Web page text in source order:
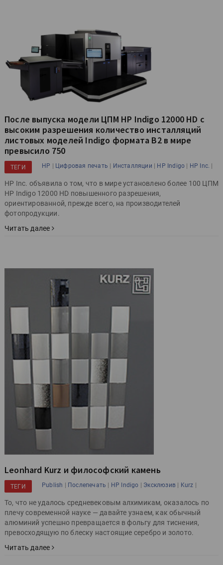
После выпуска модели ЦПМ HP Indigo 12000 HD с
высоким разрешения количество инсталляций
листовых моделей Indigo формата B2 в мире
превысило 750
ТЕГИ HP | Цифровая печать | Инсталляции | HP Indigo | HP Inc. |
HP Inc. объявила о том, что в мире установлено более 100 ЦПМ
HP Indigo 12000 HD повышенного разрешения,
ориентированной, прежде всего, на производителей
фотопродукции.
Читать далее
Leonhard Kurz и философский камень
ТЕГИ Publish | Послепечать | HP Indigo | Эксклюзив | Kurz |
То, что не удалось средневековым алхимикам, оказалось по
плечу современной науке — давайте узнаем, как обычный
алюминий успешно превращается в фольгу для тиснения,
превосходящую по блеску настоящие серебро и золото.
Читать далее